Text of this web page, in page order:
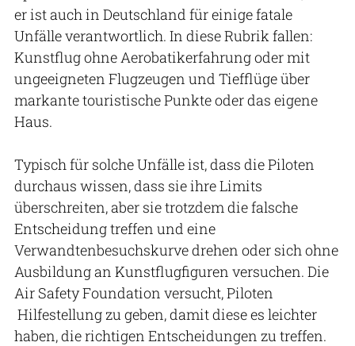
er ist auch in Deutschland für einige fatale
Unfälle verantwortlich. In diese Rubrik fallen:
Kunstflug ohne Aerobatikerfahrung oder mit
ungeeigneten Flugzeugen und Tiefflüge über
markante touristische Punkte oder das eigene
Haus.
Typisch für solche Unfälle ist, dass die Piloten
durchaus wissen, dass sie ihre Limits
überschreiten, aber sie trotzdem die falsche
Entscheidung treffen und eine
Verwandtenbesuchskurve drehen oder sich ohne
Ausbildung an Kunstflugfiguren versuchen. Die
Air Safety Foundation versucht, Piloten
Hilfestellung zu geben, damit diese es leichter
haben, die richtigen Entscheidungen zu treffen.